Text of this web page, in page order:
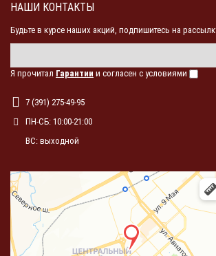
НАШИ КОНТАКТЫ
Будьте в курсе наших акций, подпишитесь на
Я прочитал Гарантии и согласен с условиями
7 (391) 275-49-95
ПН-СБ: 10:00-21:00
ВС: выходной